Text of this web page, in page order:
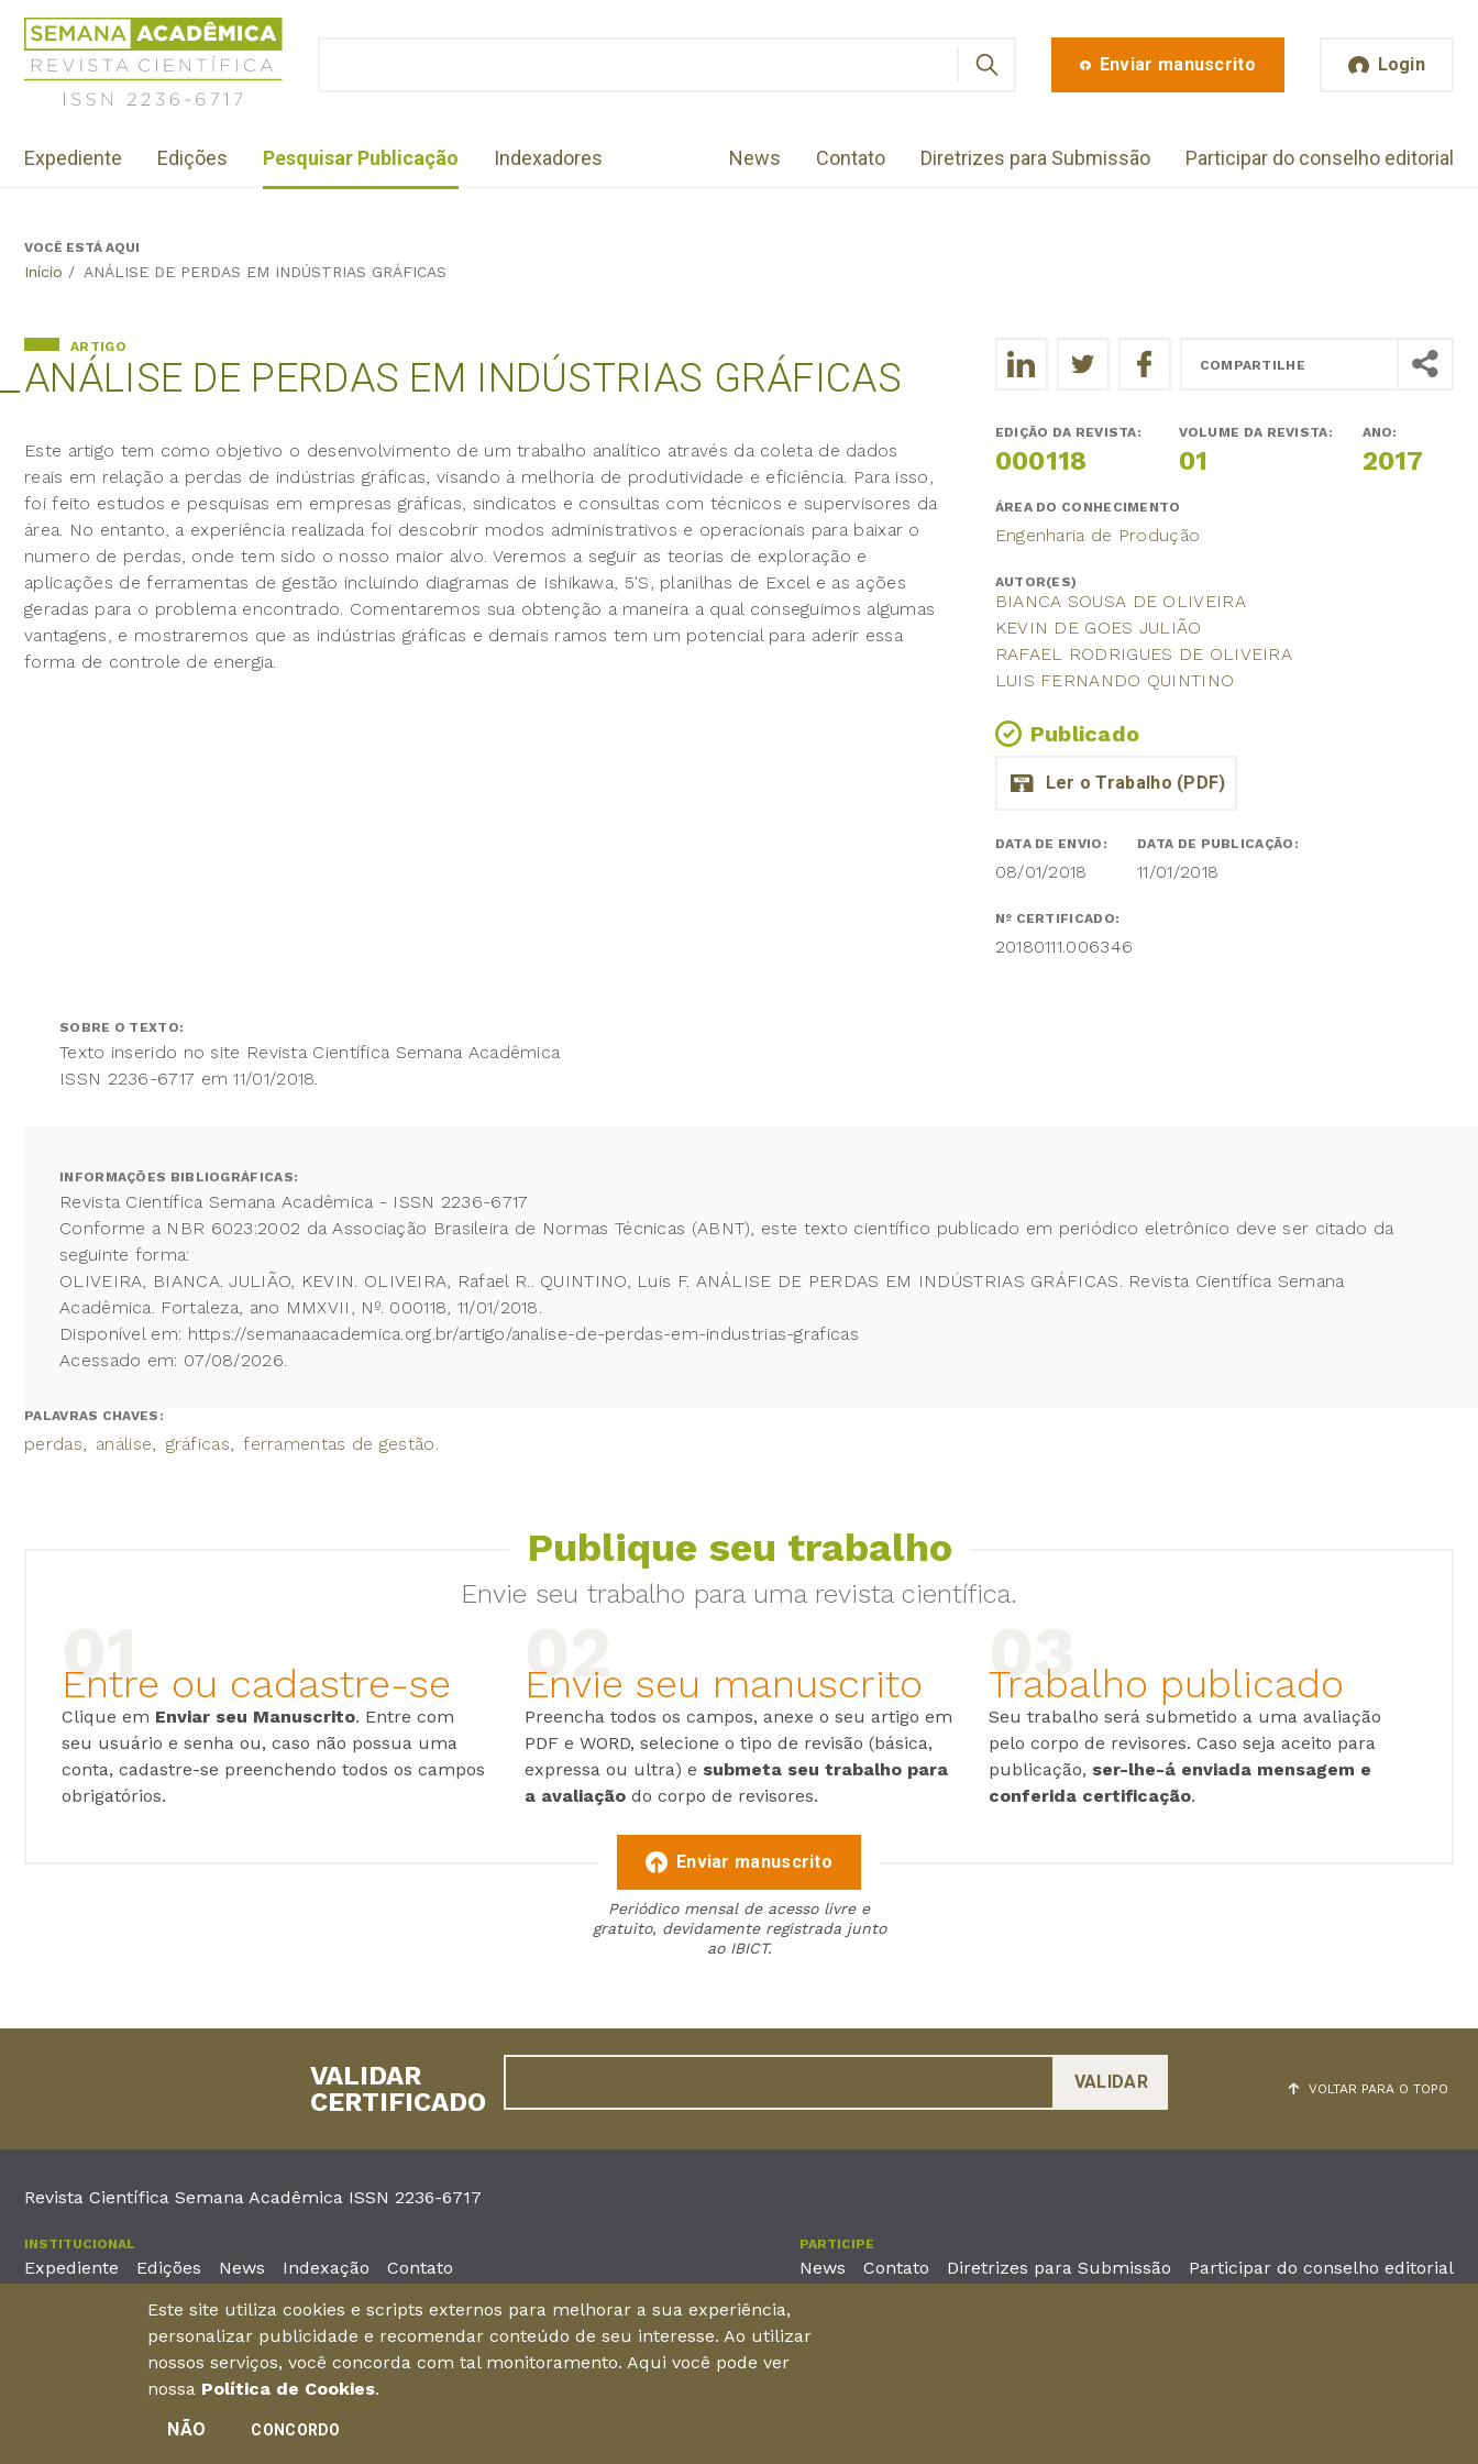
Jump
navigation
Revista
Científica
Semana
Acadêmica
2236-
Enviar manuscrito Login
Menu
institutional
Expediente Edições Pesquisar Publicação Indexadores News Contato Diretrizes para Submissão Participar do conselho editorial
BackVOCÊ ESTÁ AQUI
Início / ANÁLISE DE PERDAS EM INDÚSTRIAS GRÁFICAS
ANÁLISE DE PERDAS EM INDÚSTRIAS GRÁFICAS
ARTIGO
Este artigo tem como objetivo o desenvolvimento de um trabalho analítico através da coleta de dados
reais em relação a perdas de indústrias gráficas, visando à melhoria de produtividade e eficiência. Para isso,
foi feito estudos e pesquisas em empresas gráficas, sindicatos e consultas com técnicos e supervisores da
área. No entanto, a experiência realizada foi descobrir modos administrativos e operacionais para baixar o
numero de perdas, onde tem sido o nosso maior alvo. Veremos a seguir as teorias de exploração e
aplicações de ferramentas de gestão incluindo diagramas de Ishikawa, 5'S, planilhas de Excel e as ações
geradas para o problema encontrado. Comentaremos sua obtenção a maneira a qual conseguimos algumas
vantagens, e mostraremos que as indústrias gráficas e demais ramos tem um potencial para aderir essa
forma de controle de energia.
COMPARTILHE
EDIÇÃO DA REVISTA:
000118
VOLUME DA REVISTA:
01
ANO:
2017
ÁREA DO CONHECIMENTO
Engenharia de Produção
AUTOR(ES)
BIANCA SOUSA DE OLIVEIRA
KEVIN DE GOES JULIÃO
RAFAEL RODRIGUES DE OLIVEIRA
LUIS FERNANDO QUINTINO
Publicado
DATA DE ENVIO:
08/01/2018
DATA DE PUBLICAÇÃO:
11/01/2018
Nº CERTIFICADO:
20180111.006346
SOBRE O TEXTO:
Texto inserido no site Revista Científica Semana Acadêmica
ISSN 2236-6717 em 11/01/2018.
INFORMAÇÕES BIBLIOGRÁFICAS:
Revista Científica Semana Acadêmica - ISSN 2236-6717
Conforme a NBR 6023:2002 da Associação Brasileira de Normas Técnicas (ABNT), este texto científico publicado em periódico eletrônico deve ser citado da
seguinte forma:
OLIVEIRA, BIANCA. JULIÃO, KEVIN. OLIVEIRA, Rafael R.. QUINTINO, Luis F. ANÁLISE DE PERDAS EM INDÚSTRIAS GRÁFICAS. Revista Científica Semana
Acadêmica. Fortaleza, ano MMXVII, Nº. 000118, 11/01/2018.
Disponível em: https://semanaacademica.org.br/artigo/analise-de-perdas-em-industrias-graficas
Acessado em: 07/08/2026.
PALAVRAS CHAVES:
perdas análise gráficas ferramentas de gestão.
Publique seu trabalho
Envie seu trabalho para uma revista científica.
Entre ou cadastre-se
Clique em Enviar seu Manuscrito. Entre com
seu usuário e senha ou, caso não possua uma
conta, cadastre-se preenchendo todos os campos
obrigatórios.
Envie seu manuscrito
Preencha todos os campos, anexe o seu artigo em
PDF e WORD, selecione o tipo de revisão (básica,
expressa ou ultra) e submeta seu trabalho para
a avaliação do corpo de revisores.
Trabalho publicado
Seu trabalho será submetido a uma avaliação
pelo corpo de revisores. Caso seja aceito para
publicação, ser-lhe-á enviada mensagem e
conferida certificação.
Enviar manuscrito
Periódico mensal de acesso livre e
gratuito, devidamente registrada junto
ao IBICT.
VOLTAR PARA O TOPO
VALIDAR
CERTIFICADO
Revista Científica Semana Acadêmica ISSN 2236-6717
INSTITUCIONAL
Expediente Edições News Indexação Contato
PARTICIPE
News Contato Diretrizes para Submissão Participar do conselho editorial
Unieducar Inteligência Educacional Ltda
CNPJ: 05.569.970/0001-26
Av. Desembargador Moreira, No. 2001 – 11º andar - Bairro Aldeota
Fortaleza – Ceará - Brasil - CEP 60170-001
Este site utiliza cookies e scripts externos para melhorar a sua experiência,
personalizar publicidade e recomendar conteúdo de seu interesse. Ao utilizar
nossos serviços, você concorda com tal monitoramento. Aqui você pode ver
nossa Política de Cookies.
NÃO
CONCORDO